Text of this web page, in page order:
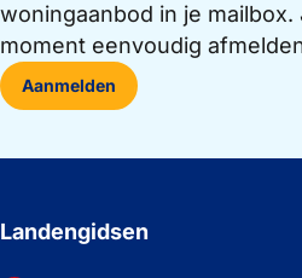
woningaanbod in je
moment eenvoudig
Aanmelden
Landengidsen